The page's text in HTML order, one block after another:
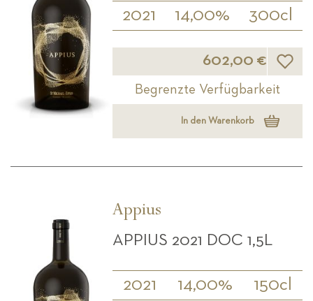
2021 14,00% 300cl
602,00 €
Begrenzte Verfügbarkeit
In den Warenkorb
Appius
APPIUS 2021 DOC 1,5L
2021 14,00% 150cl